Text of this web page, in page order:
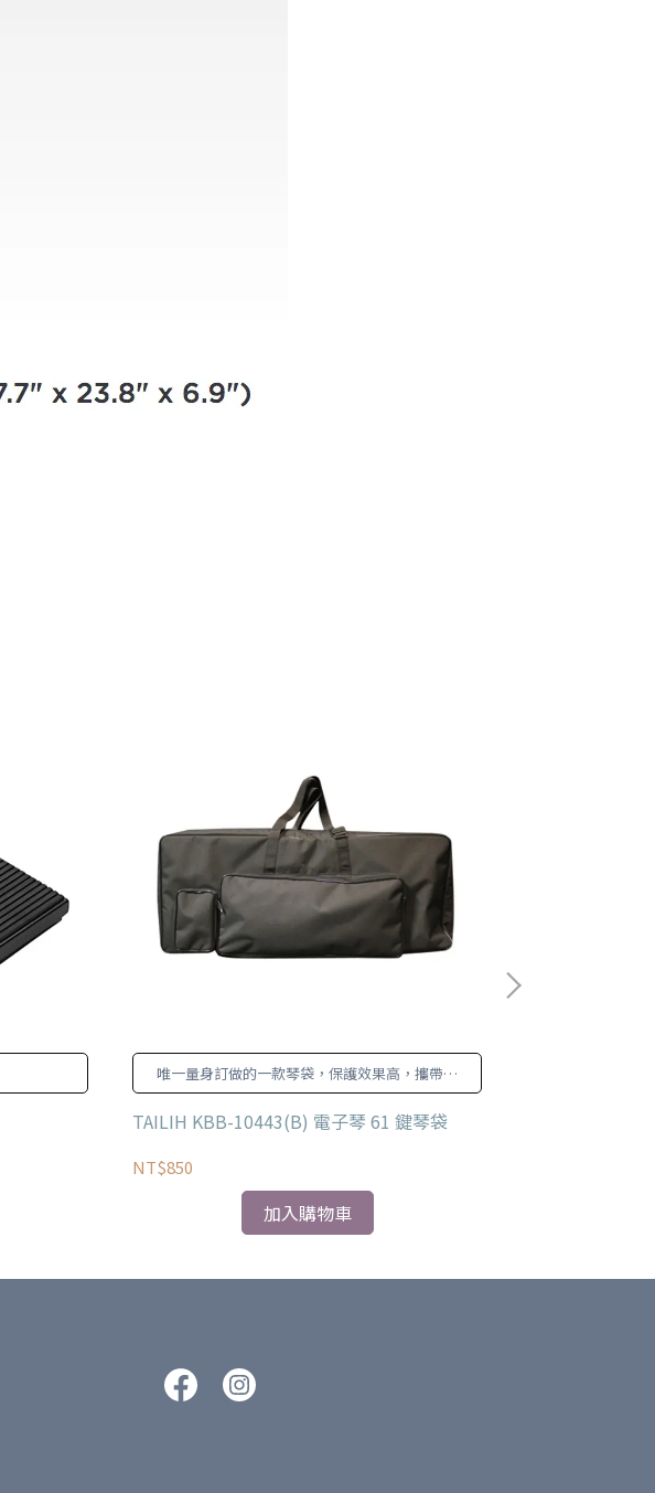
唯一量身訂做的一款琴袋，保護效果高，攜帶方
便
TAILIH KBB-10443(B) 電子琴 61 鍵琴袋
NT$850
加入購物車